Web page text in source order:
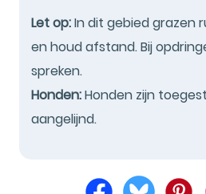
Let op:In dit gebied grazen
en houd afstand. Bij
spreken.
Honden:Honden zijn
aangelijnd.